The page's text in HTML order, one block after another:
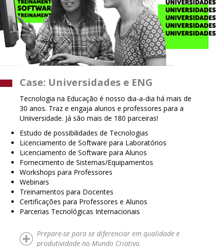
Case: Universidades e ENG
Tecnologia na Educação é nosso dia-a-dia há mais de
30 anos. Traz e engaja alunos e professores para a
Uniiversidade. Já são mais de 180 parceiras!
Estudo de possibilidades de Tecnologias
Licenciamento de Software para Laboratórios
Licenciamento de Software para Alunos
Fornecimento de Sistemas/Equipamentos
Workshops para Professores
Webinars
Treinamentos para Docentes
Certificações para Professores e Alunos
Parcerias Tecnológicas Internacionais
Prepare-se para se diferenciar em qualidade e
produtividade no Mundo Criativo.